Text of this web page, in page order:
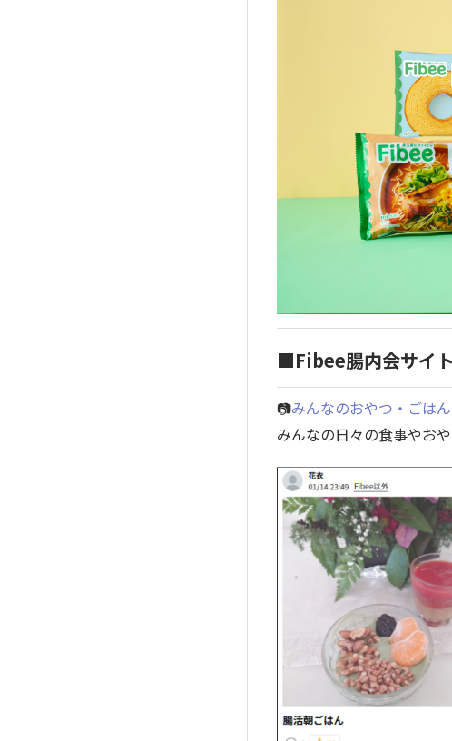
■Fibee腸内会サイ
📷みんなのおやつ・ごは
みんなの日々の食事やお